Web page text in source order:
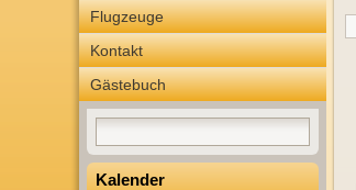
Flugzeuge
Kontakt
Gästebuch
Kalender